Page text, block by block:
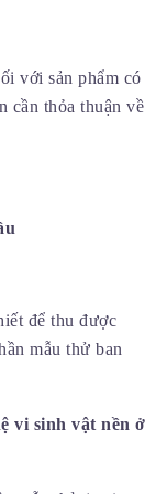
với sản phẩm có
cần thỏa thuận về
để thu được
mẫu thử ban
vi sinh vật nền ở